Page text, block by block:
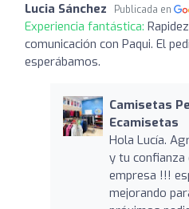
Lucia Sánchez Publicada en
Experiencia fantástica:
comunicación con Paqui. El
esperábamos.
Camisetas
Ecamisetas
Hola Lucía.
y tu confianza
empresa !!!
mejorando